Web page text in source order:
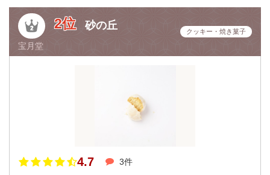
2位 砂の丘
宝月堂
クッキー・焼き菓子
4.7 3件